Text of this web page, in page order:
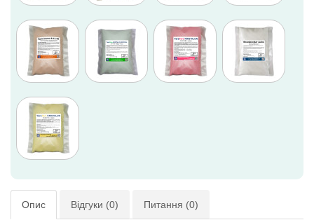
Опис Відгуки (0) Питання (0)